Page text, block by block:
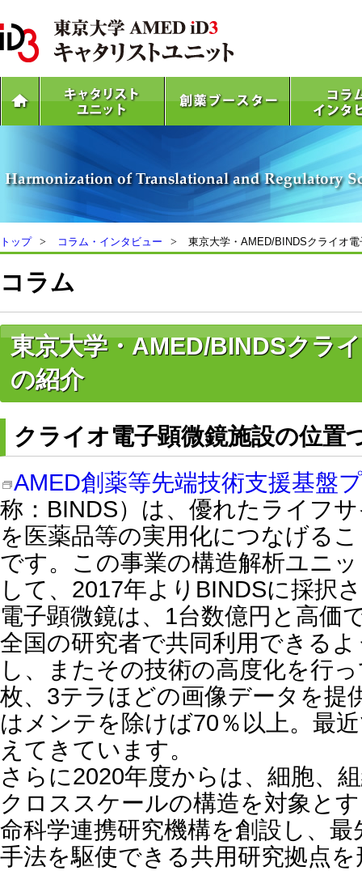
トップ コラム・インタビュー 東京大学・AMED/BINDSクライオ
コラム
東京大学・AMED/BINDSクラ
の紹介
クライオ電子顕微鏡施設の位置
AMED創薬等先端技術支援基盤
称：BINDS）は、優れたライフ
を医薬品等の実用化につなげる
です。この事業の構造解析ユニ
して、2017年よりBINDSに採択
電子顕微鏡は、1台数億円と高価
全国の研究者で共同利用できる
し、またその技術の高度化を行
枚、3テラほどの画像データを提
はメンテを除けば70％以上。最
えてきています。
さらに2020年度からは、細胞、
クロススケールの構造を対象と
命科学連携研究機構を創設し、
手法を駆使できる共用研究拠点